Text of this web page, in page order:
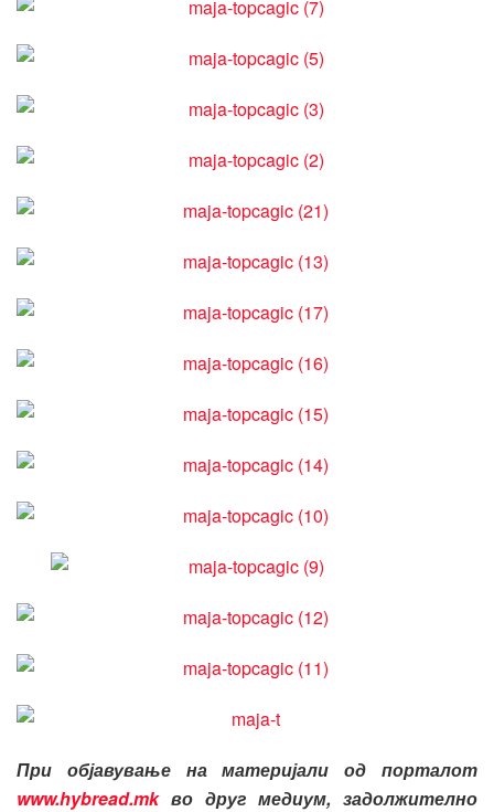
При објавување на материјали од порталот
www.hybread.mkво друг медиум, задолжително